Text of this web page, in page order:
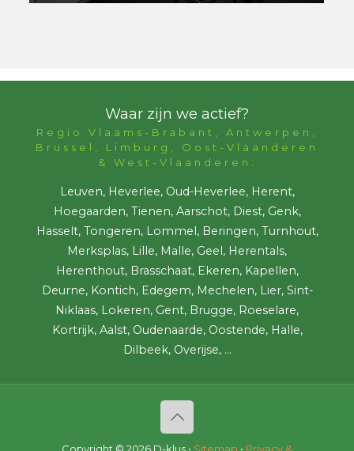
Waar zijn we actief?
Regio Vlaams-Brabant, Antwerpen,
Brussel, Limburg, Oost-Vlaanderen
& West-Vlaanderen:
Leuven, Heverlee, Oud-Heverlee, Herent,
Hoegaarden, Tienen, Aarschot, Diest, Genk,
Hasselt, Tongeren, Lommel, Beringen, Turnhout,
Merksplas, Lille, Malle, Geel, Herentals,
Herenthout, Brasschaat, Ekeren, Kapellen,
Deurne, Kontich, Edegem, Mechelen, Lier, Sint-
Niklaas, Lokeren, Gent, Brugge, Roeselare,
Kortrijk, Aalst, Oudenaarde, Oostende, Halle,
Dilbeek, Overijse, ...
Copyright © 2026 D-klus • Sitemap • Privacy &